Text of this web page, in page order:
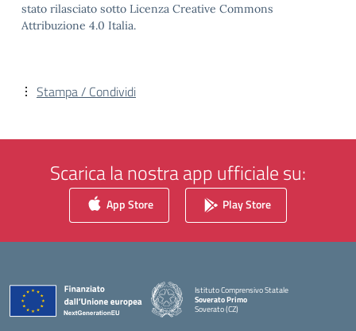
stato rilasciato sotto Licenza Creative Commons
Attribuzione 4.0 Italia.
Stampa / Condividi
Scarica la nostra app ufficiale su:
App Store Play Store
Istituto Comprensivo Statale
Soverato Primo
Soverato (CZ)